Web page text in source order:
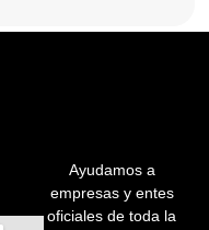
Ayudamos a
empresas y entes
oficiales de toda la